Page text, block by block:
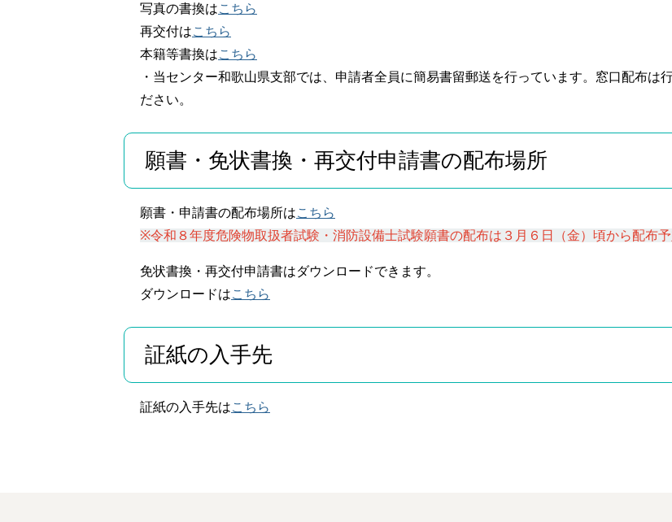
写真の書換はこちら
再交付はこちら
本籍等書換はこちら
・当センター和歌山県支部では、申請者全員に簡易書留郵送を行っています。窓口配布は
ださい。
願書・免状書換・再交付申請書の配布場所
願書・申請書の配布場所はこちら
※令和８年度危険物取扱者試験・消防設備士試験願書の配布は３月６日（金）頃から配布予
免状書換・再交付申請書はダウンロードできます。
ダウンロードはこちら
証紙の入手先
証紙の入手先はこちら